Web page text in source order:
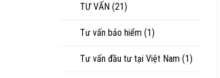
TƯ VẤN (21)
Tư vấn bảo hiểm (1)
Tư vấn đầu tư tại Việt Nam (1)